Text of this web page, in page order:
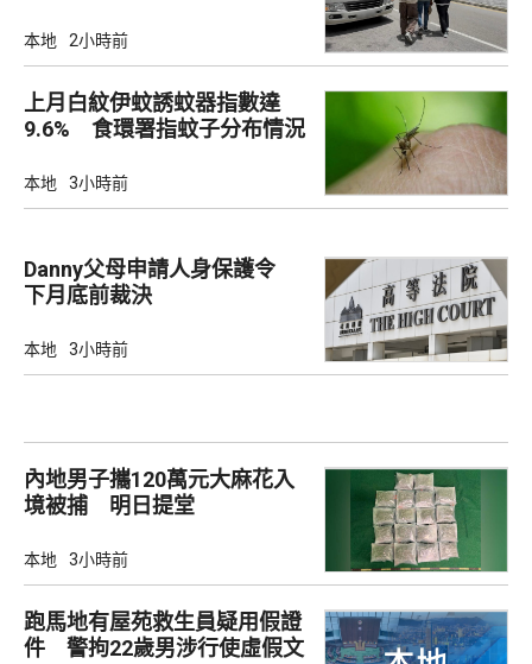
本地 2小時前
上月白紋伊蚊誘蚊器指數達
9.6% 食環署指蚊子分布情況
本地 3小時前
Danny父母申請人身保護令
下月底前裁決
本地 3小時前
內地男子攜120萬元大麻花入
境被捕 明日提堂
本地 3小時前
跑馬地有屋苑救生員疑用假證
件 警拘22歲男涉行使虛假文